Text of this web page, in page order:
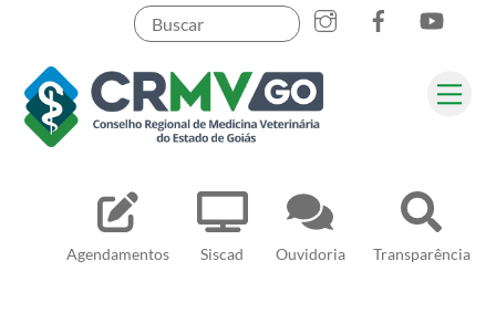
content
Agendamentos Siscad Ouvidoria Transparência
Pesquisar